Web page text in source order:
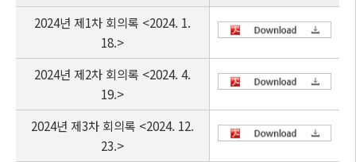
2024년 제1차 회의록 <2024. 1.
18.>
2024년 제2차 회의록 <2024. 4.
19.>
2024년 제3차 회의록 <2024. 12.
23.>